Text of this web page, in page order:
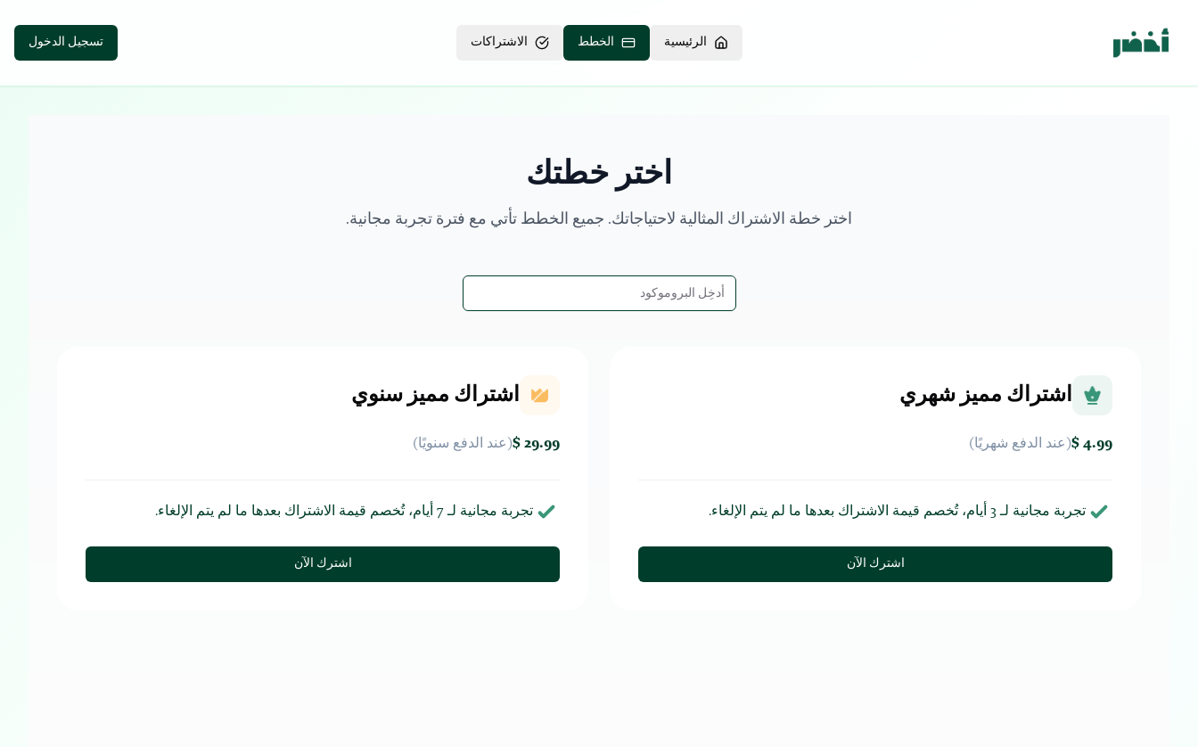
الرئيسية الخطط الاشتراكات تسجيل الدخول
اختر خطتك
اختر خطة الاشتراك المثالية لاحتياجاتك. جميع الخطط تأتي مع فترة تجربة مجانية.
اشتراك مميز شهري
4.99 $ (عند الدفع شهريًا)
تجربة مجانية لـ3 أيام، تُخصم قيمة الاشتراك بعدها ما لم يتم الإلغاء.
اشترك الآن
اشتراك مميز سنوي
29.99 $ (عند الدفع سنويًا)
تجربة مجانية لـ7 أيام، تُخصم قيمة الاشتراك بعدها ما لم يتم الإلغاء.
اشترك الآن